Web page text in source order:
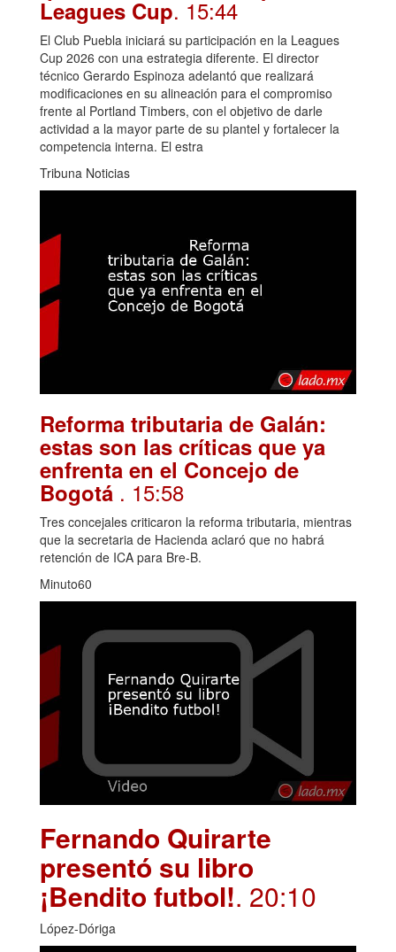
Leagues Cup. 15:44
El Club Puebla iniciará su participación en la Leagues
Cup 2026 con una estrategia diferente. El director
técnico Gerardo Espinoza adelantó que realizará
modificaciones en su alineación para el compromiso
frente al Portland Timbers, con el objetivo de darle
actividad a la mayor parte de su plantel y fortalecer la
competencia interna. El estra
Tribuna Noticias
Reforma tributaria de Galán:
estas son las críticas que ya
enfrenta en el Concejo de
Bogotá . 15:58
Tres concejales criticaron la reforma tributaria, mientras
que la secretaria de Hacienda aclaró que no habrá
retención de ICA para Bre-B.
Minuto60
Fernando Quirarte
presentó su libro
¡Bendito futbol!. 20:10
López-Dóriga